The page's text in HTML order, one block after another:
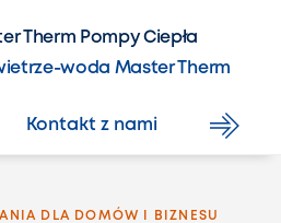
Therm Pompy Ciepła
woda Master Therm
Kontakt z nami
DLA DOMÓW I BIZNESU